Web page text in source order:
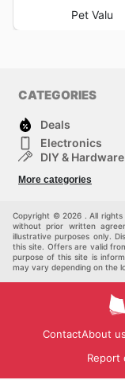
Pet Valu
CATEGORIES
Deals
Electronics
DIY & Hardware
Kids
More categories
Copyright © 2026 . All
without prior written
illustrative purposes only.
this site. Offers are valid
purpose of this site is
may vary depending on the
ContactAbout us
Report